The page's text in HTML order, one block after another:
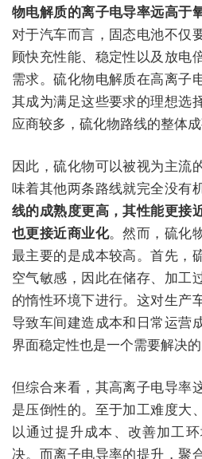
物电解质的离子电导率远高于
对于汽车而言，固态电池不仅
顾快充性能、稳定性以及放电
需求。硫化物电解质在高离子
其成为满足这些要求的理想选
应商较多，硫化物路线的整体成
因此，硫化物可以被视为主流
味着其他两条路线就完全没有
线的成熟度更高，其性能更接
也更接近商业化。然而，硫化
最主要的是成本较高。首先，
空气敏感，因此在储存、加工
的惰性环境下进行。这对生产
导致车间建造成本和日常运营
界面稳定性也是一个需要解决的
但综合来看，其高离子电导率
是压倒性的。至于加工难度大
以通过提升成本、改善加工
决。而离子电导率的提升，聚